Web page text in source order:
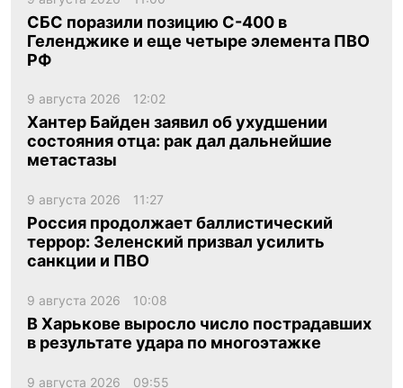
СБС поразили позицию С-400 в
Геленджике и еще четыре элемента ПВО
РФ
9 августа 2026 12:02
Хантер Байден заявил об ухудшении
состояния отца: рак дал дальнейшие
метастазы
9 августа 2026 11:27
Россия продолжает баллистический
террор: Зеленский призвал усилить
санкции и ПВО
9 августа 2026 10:08
В Харькове выросло число пострадавших
в результате удара по многоэтажке
9 августа 2026 09:55